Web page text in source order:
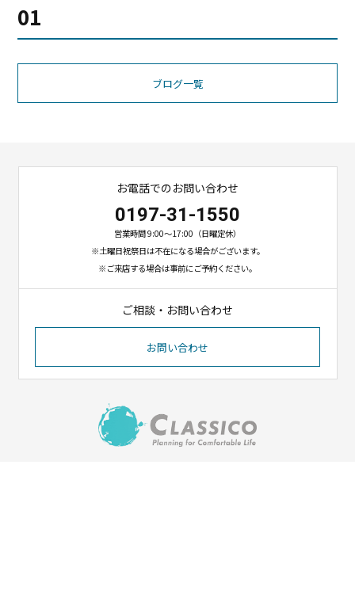
01
ブログ一覧
お電話でのお問い合わせ
0197-31-1550
営業時間 9:00〜17:00（日曜定休）
※土曜日祝祭日は不在になる場合がございます。
※ご来店する場合は事前にご予約ください。
ご相談・お問い合わせ
お問い合わせ